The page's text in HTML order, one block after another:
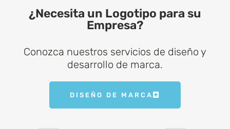
¿Necesita un Logotipo para su
Empresa?​
Conozca nuestros servicios de diseño y
desarrollo de marca.
DISEÑO DE MARCA